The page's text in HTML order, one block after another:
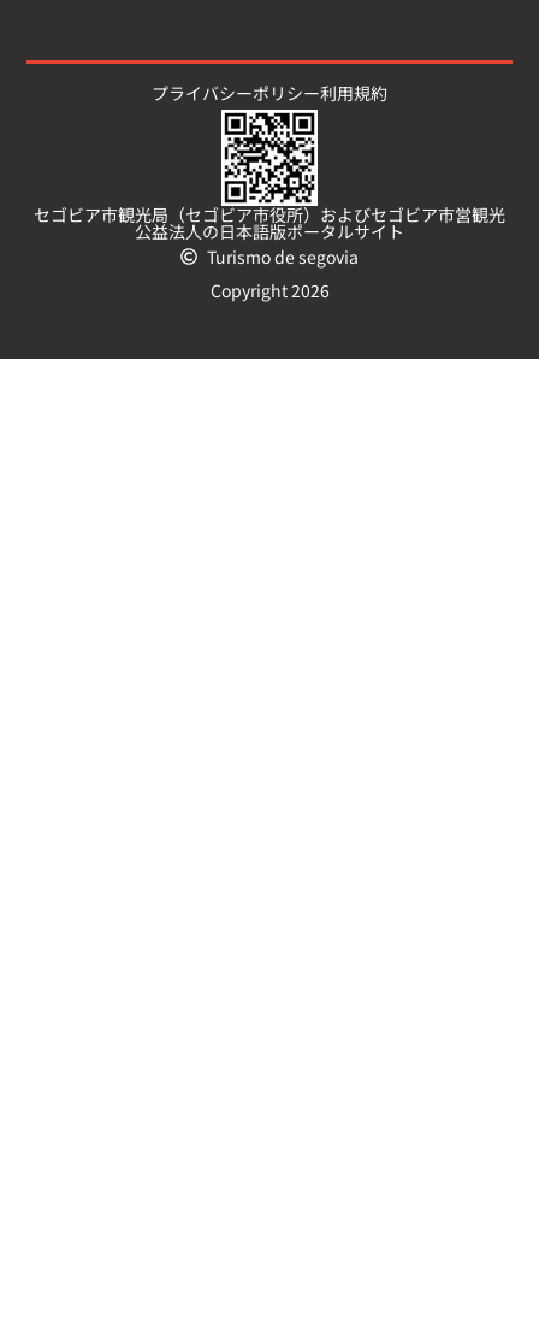
プライバシーポリシー利用規約
セゴビア市観光局（セゴビア市役所）およびセゴビア市営観光
公益法人の日本語版ポータルサイト
Turismo de segovia
Copyright 2026